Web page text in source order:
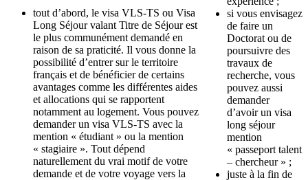
tout d’abord, le visa VLS-TS ou Visa
Long Séjour valant Titre de Séjour est
le plus communément demandé en
raison de sa praticité. Il vous donne la
possibilité d’entrer sur le territoire
français et de bénéficier de certains
avantages comme les différentes aides
et allocations qui se rapportent
notamment au logement. Vous pouvez
demander un visa VLS-TS avec la
mention « étudiant » ou la mention
« stagiaire ». Tout dépend
naturellement du vrai motif de votre
demande et de votre voyage vers la
si vous envisagez
de faire un
Doctorat ou de
poursuivre des
travaux de
recherche, vous
pouvez aussi
demander
d’avoir un visa
long séjour
mention
« passeport talent
– chercheur » ;
juste à la fin de